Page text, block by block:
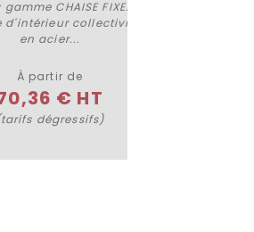
Plus de détails
CHAISE FIXE.
d'intérieur collectivité
en acier...
À partir de
€ HT
dégressifs)